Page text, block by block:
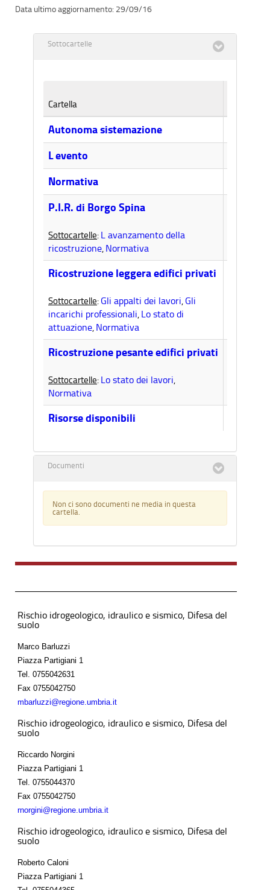
29/09/16
Sottocartelle
Cartella
Autonoma sistemazione
L evento
Normativa
P.I.R. di Borgo Spina
Sottocartelle: L avanzamento della
ricostruzione, Normativa
Ricostruzione leggera edifici privati
Sottocartelle: Gli appalti dei lavori, Gli
incarichi professionali, Lo stato di
attuazione, Normativa
Ricostruzione pesante edifici privati
Sottocartelle: Lo stato dei lavori,
Normativa
Risorse disponibili
Documenti
Non ci sono documenti ne media in questa
cartella.
Rischio idrogeologico, idraulico e sismico, Difesa del
suolo
Marco Barluzzi
Piazza Partigiani 1
Tel. 0755042631
Fax 0755042750
mbarluzzi@regione.umbria.it
Rischio idrogeologico, idraulico e sismico, Difesa del
suolo
Riccardo Norgini
Piazza Partigiani 1
Tel. 0755044370
Fax 0755042750
rnorgini@regione.umbria.it
Rischio idrogeologico, idraulico e sismico, Difesa del
suolo
Roberto Caloni
Piazza Partigiani 1